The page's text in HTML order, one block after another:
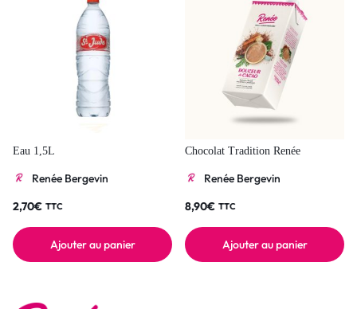
Eau 1,5L
Renée Bergevin
2,70€ TTC
Ajouter au panier
Chocolat Tradition Renée
Renée Bergevin
8,90€ TTC
Ajouter au panier